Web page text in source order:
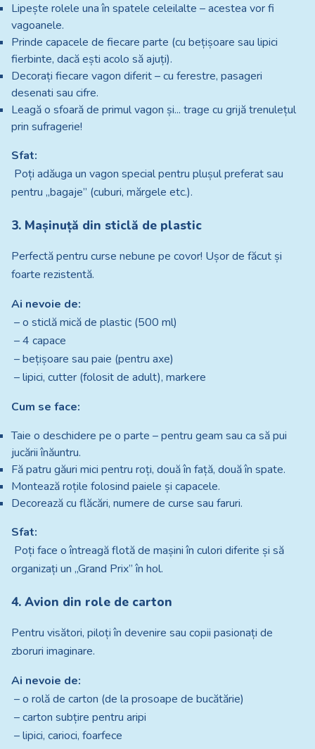
Lipește rolele una în spatele celeilalte – acestea vor fi
vagoanele.
Prinde capacele de fiecare parte (cu bețișoare sau lipici
fierbinte, dacă ești acolo să ajuți).
Decorați fiecare vagon diferit – cu ferestre, pasageri
desenati sau cifre.
Leagă o sfoară de primul vagon și... trage cu grijă trenulețul
prin sufragerie!
Sfat:
Poți adăuga un vagon special pentru plușul preferat sau
pentru „bagaje” (cuburi, mărgele etc.).
3. Mașinuță din sticlă de plastic
Perfectă pentru curse nebune pe covor! Ușor de făcut și
foarte rezistentă.
Ai nevoie de:
– o sticlă mică de plastic (500 ml)
– 4 capace
– bețișoare sau paie (pentru axe)
– lipici, cutter (folosit de adult), markere
Cum se face:
Taie o deschidere pe o parte – pentru geam sau ca să pui
jucării înăuntru.
Fă patru găuri mici pentru roți, două în față, două în spate.
Montează roțile folosind paiele și capacele.
Decorează cu flăcări, numere de curse sau faruri.
Sfat:
Poți face o întreagă flotă de mașini în culori diferite și să
organizați un „Grand Prix” în hol.
4. Avion din role de carton
Pentru visători, piloți în devenire sau copii pasionați de
zboruri imaginare.
Ai nevoie de:
– o rolă de carton (de la prosoape de bucătărie)
– carton subțire pentru aripi
– lipici, carioci, foarfece